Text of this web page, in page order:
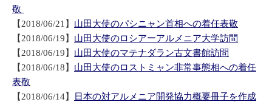
敬
【2018/06/21】 山田大使のパシニャン首相への着任表敬
【2018/06/19】 山田大使のロシアーアルメニア大学訪問
【2018/06/19】 山田大使のマテナダラン古文書館訪問
【2018/06/18】 山田大使のロストミャン非常事態相への着任
表敬
【2018/06/14】
日本の対アルメニア開発協力概要冊子を作成